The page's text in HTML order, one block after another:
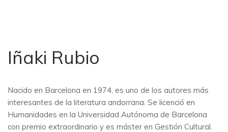
Iñaki Rubio
Nacido en Barcelona en 1974, es uno de los autores más
interesantes de la literatura andorrana. Se licenció en
Humanidades en la Universidad Autónoma de Barcelona
con premio extraordinario y es máster en Gestión Cultural.